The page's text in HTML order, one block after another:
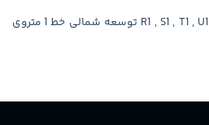
ایستگاه‌های R1 , S1 , T1 , U1 , V1 , W1 , X1 , Y1 توسعه شمالی خط 1 متروی